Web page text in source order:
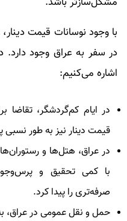
با وجود نوسانات قیمت
در سفر به عراق وجود دارد.
اشاره می‌کنیم:
در ایام کم‌گردشگر، تقاضا
قیمت دینار نیز به طور نسبی
در عراق، هتل‌ها و
با کمی تحقیق و
صرفه‌تری را پیدا کرد.
حمل و نقل عمومی در عراق،